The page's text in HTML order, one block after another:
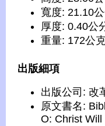
寬度: 21.10
厚度: 0.40公
重量: 172公
出版細項
出版公司: 改
原文書名:
O: Christ Will